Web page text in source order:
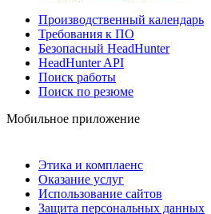
Производственный календарь
Требования к ПО
Безопасный HeadHunter
HeadHunter API
Поиск работы
Поиск по резюме
Мобильное приложение
Этика и комплаенс
Оказание услуг
Использование сайтов
Защита персональных данных